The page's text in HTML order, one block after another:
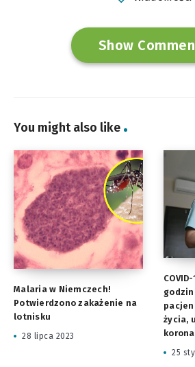
Show
You might also like
Malaria w Niemczech!
Potwierdzono zakażenie na
lotnisku
28 lipca 2023
życia,
25